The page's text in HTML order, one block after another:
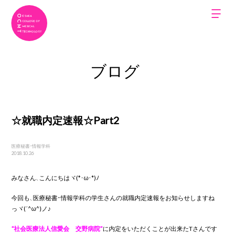
ブログ
☆就職内定速報☆Part2
医療秘書・情報学科
2018.10.26
みなさん、こんにちはヾ(*･ω･*)ﾉ
今回も、医療秘書・情報学科の学生さんの就職内定速報をお知らせしますね
っヾ(´^ω^)ノ♪
“社会医療法人信愛会 交野病院”に内定をいただくことが出来たTさんです